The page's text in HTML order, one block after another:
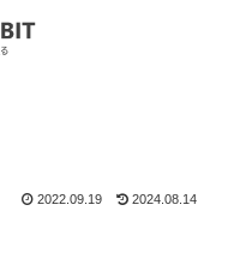
2022.09.19 2024.08.14